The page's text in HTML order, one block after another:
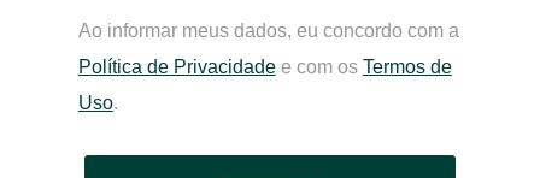
Ao informar meus dados, eu concordo com a
Política de Privacidadee com os Termos de
Uso.